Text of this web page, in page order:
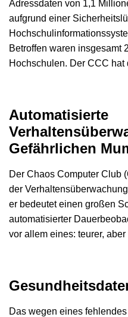
Adressdaten von 1,1
aufgrund einer
Betroffen waren insgesamt
Hochschulen. Der CCC
Automatisierte
Gefährlichen
Der Chaos Computer Club
der
er bedeutet einen großen
automatisierter
vor allem eines: teurer,
Das wegen eines